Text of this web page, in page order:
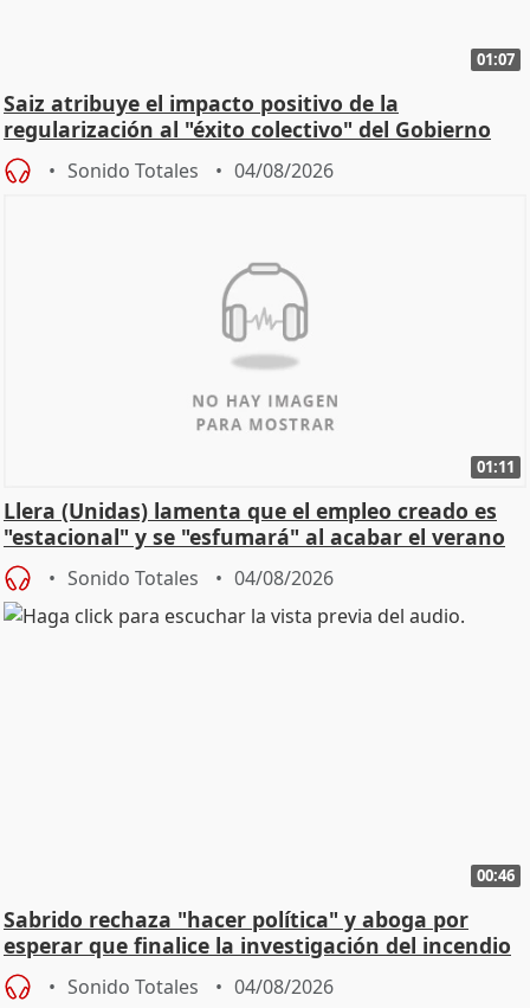
01:07
Saiz atribuye el impacto positivo de la
regularización al "éxito colectivo" del Gobierno
Sonido Totales 04/08/2026
01:11
Llera (Unidas) lamenta que el empleo creado es
"estacional" y se "esfumará" al acabar el verano
Sonido Totales 04/08/2026
00:46
Sabrido rechaza "hacer política" y aboga por
esperar que finalice la investigación del incendio
Sonido Totales 04/08/2026